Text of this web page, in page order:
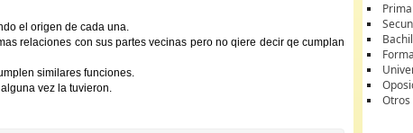
el origen de cada una.
relaciones con sus partes vecinas pero no qiere decir qe cumplan
similares funciones.
vez la tuvieron.
Otros